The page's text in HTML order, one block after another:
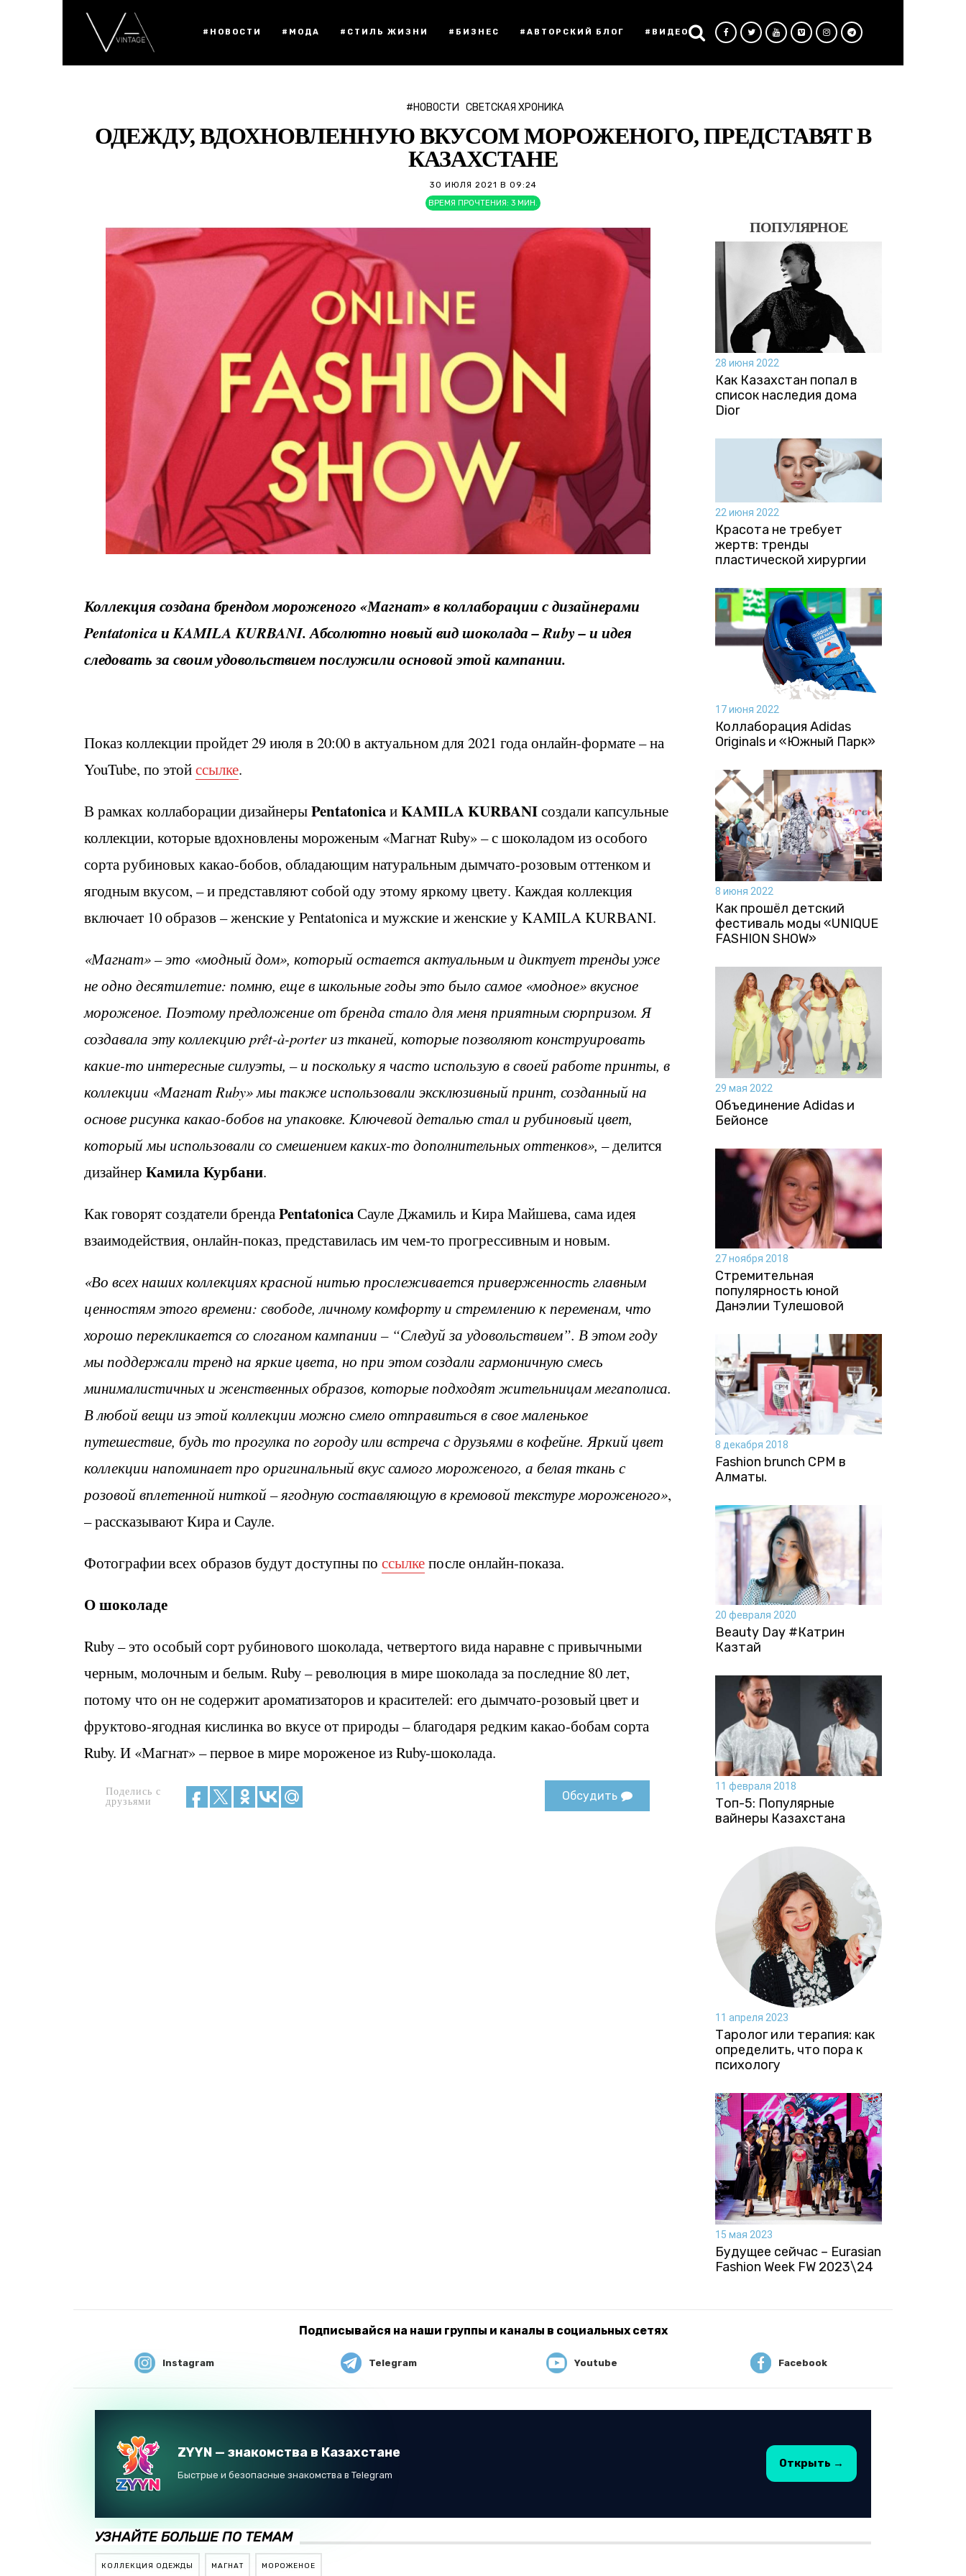
#НОВОСТИ #МОДА #СТИЛЬ ЖИЗНИ #БИЗНЕС #АВТОРСКИЙ БЛОГ #ВИДЕО
#НОВОСТИ СВЕТСКАЯ ХРОНИКА
ОДЕЖДУ, ВДОХНОВЛЕННУЮ ВКУСОМ МОРОЖЕНОГО, ПРЕДСТАВЯТ В
КАЗАХСТАНЕ
30 ИЮЛЯ 2021 В 09:24
ВРЕМЯ ПРОЧТЕНИЯ: 3 МИН.
Коллекция создана брендом мороженого «Магнат» в коллаборации с дизайнерами
Pentatonica и KAMILA KURBANI. Абсолютно новый вид шоколада – Ruby – и идея
следовать за своим удовольствием послужили основой этой кампании.
Показ коллекции пройдет 29 июля в 20:00 в актуальном для 2021 года онлайн-формате – на
YouTube, по этойссылке.
В рамках коллаборации дизайнерыPentatonicaиKAMILA KURBANIсоздали капсульные
коллекции, которые вдохновлены мороженым «Магнат Ruby» – с шоколадом из особого
сорта рубиновых какао-бобов, обладающим натуральным дымчато-розовым оттенком и
ягодным вкусом, – и представляют собой оду этому яркому цвету. Каждая коллекция
включает 10 образов – женские у Pentatonica и мужские и женские у KAMILA KURBANI.
«Магнат» – это «модный дом», который остается актуальным и диктует тренды уже
не одно десятилетие: помню, еще в школьные годы это было самое «модное» вкусное
мороженое. Поэтому предложение от бренда стало для меня приятным сюрпризом. Я
создавала эту коллекцию prêt-à-porter из тканей, которые позволяют конструировать
какие-то интересные силуэты, – и поскольку я часто использую в своей работе принты, в
коллекции «Магнат Ruby» мы также использовали эксклюзивный принт, созданный на
основе рисунка какао-бобов на упаковке. Ключевой деталью стал и рубиновый цвет,
который мы использовали со смешением каких-то дополнительных оттенков», – делится
дизайнер КамилаКурбани.
Как говорят создатели брендаPentatonicaСауле Джамиль и Кира Майшева, сама идея
взаимодействия, онлайн-показ, представилась им чем-то прогрессивным и новым.
«Во всех наших коллекциях красной нитью прослеживается приверженность главным
ценностям этого времени: свободе, личному комфорту и стремлению к переменам, что
хорошо перекликается со слоганом кампании – “Следуй за удовольствием”. В этом году
мы поддержали тренд на яркие цвета, но при этом создали гармоничную смесь
минималистичных и женственных образов, которые подходят жительницам мегаполиса.
В любой вещи из этой коллекции можно смело отправиться в свое маленькое
путешествие, будь то прогулка по городу или встреча с друзьями в кофейне. Яркий цвет
коллекции напоминает про оригинальный вкус самого мороженого, а белая ткань с
розовой вплетенной ниткой – ягодную составляющую в кремовой текстуре мороженого»,
– рассказывают Кира и Сауле.
Фотографии всех образов будут доступны по ссылкепосле онлайн-показа.
О шоколаде
Ruby – это особый сорт рубинового шоколада, четвертого вида наравне с привычными
черным, молочным и белым. Ruby – революция в мире шоколада за последние 80 лет,
потому что он не содержит ароматизаторов и красителей: его дымчато-розовый цвет и
фруктово-ягодная кислинка во вкусе от природы – благодаря редким какао-бобам сорта
Ruby. И «Магнат» – первое в мире мороженое из Ruby-шоколада.
Поделись с
друзьями
Обсудить
ПОПУЛЯРНОЕ
28 июня 2022
Как Казахстан попал в
список наследия дома
Dior
22 июня 2022
Красота не требует
жертв: тренды
пластической хирургии
17 июня 2022
Коллаборация Аdidas
Originals и «Южный Парк»
8 июня 2022
Как прошёл детский
фестиваль моды «UNIQUE
FASHION SHOW»
29 мая 2022
Объединение Adidas и
Бейонсе
27 ноября 2018
Стремительная
популярность юной
Данэлии Тулешовой
8 декабря 2018
Fashion brunch CPM в
Алматы.
20 февраля 2020
Beauty Day #Катрин
Казтай
11 февраля 2018
Топ-5: Популярные
вайнеры Казахстана
11 апреля 2023
Таролог или терапия: как
определить, что пора к
психологу
15 мая 2023
Будущее сейчас – Eurasian
Fashion Week FW 2023\24
Подписывайся на наши группы и каналы в социальных сетях
Instagram Telegram Youtube Facebook
ZYYN — знакомства в Казахстане
Быстрые и безопасные знакомства в Telegram
Открыть →
УЗНАЙТЕ БОЛЬШЕ ПО ТЕМАМ
КОЛЛЕКЦИЯ ОДЕЖДЫ МАГНАТ МОРОЖЕНОЕ